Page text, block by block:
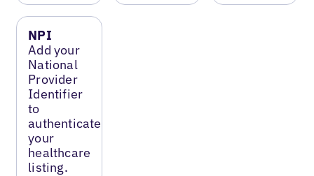
NPI
Add your
National
Provider
Identifier
to
authenticate
your
healthcare
listing.